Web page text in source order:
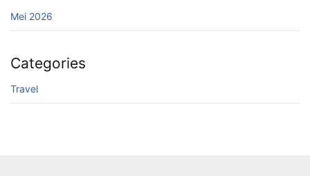
Mei 2026
Categories
Travel